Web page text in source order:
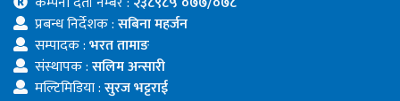
प्रबन्ध निर्देशक :सबिना महर्जन
सम्पादक :भरत तामाङ
संस्थापक :सलिम अन्सारी
मल्टिमिडिया :सुरज भट्टराई